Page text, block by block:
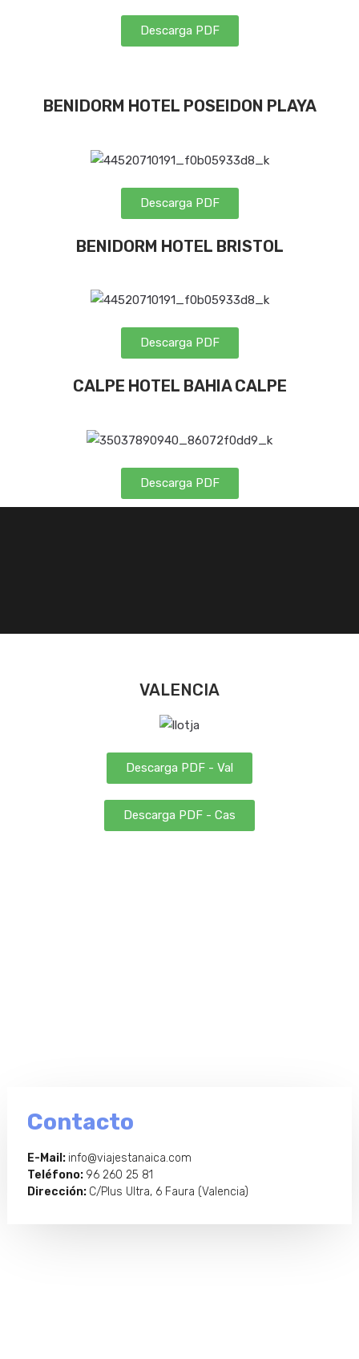
Descarga PDF
BENIDORM HOTEL POSEIDON PLAYA
Descarga PDF
BENIDORM HOTEL BRISTOL
Descarga PDF
CALPE HOTEL BAHIA CALPE
Descarga PDF
VALENCIA
Descarga PDF - Val
Descarga PDF - Cas
Contacto
E-Mail: info@viajestanaica.com
Teléfono: 96 260 25 81
Dirección: C/Plus Ultra, 6 Faura (Valencia)